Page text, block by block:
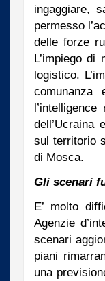
ingaggiare,
permesso
delle forze
L’impiego
logistico.
comunanza
dell’Ucraina
sul territorio
di Mosca.
Gli scenari
E’ molto
Agenzie
scenari
piani
una